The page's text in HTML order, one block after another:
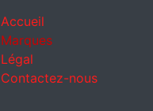
Accueil
Marques
Légal
Contactez-nous